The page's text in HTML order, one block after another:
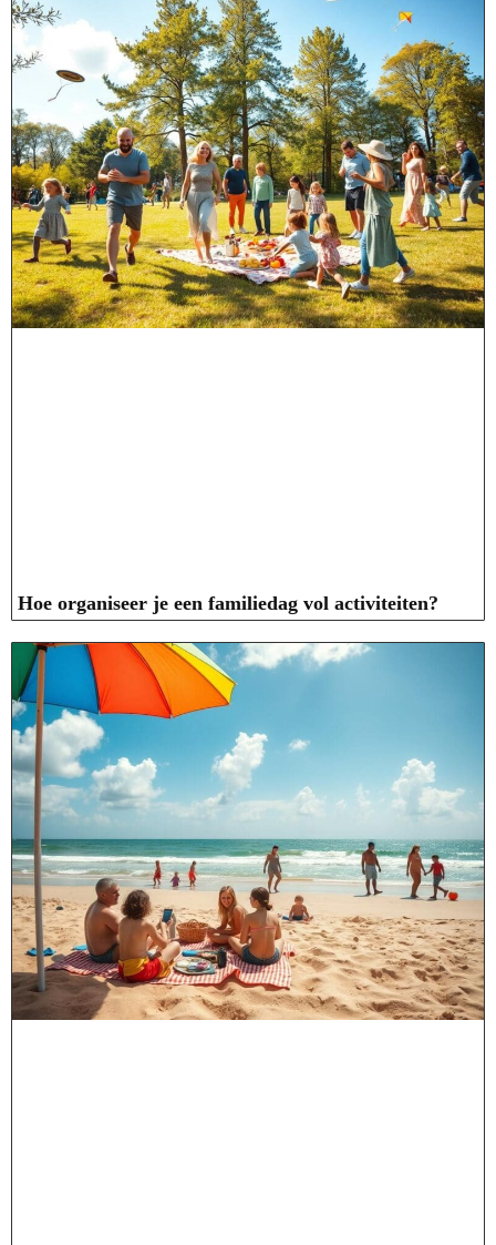
Hoe organiseer je een familiedag vol activiteiten?